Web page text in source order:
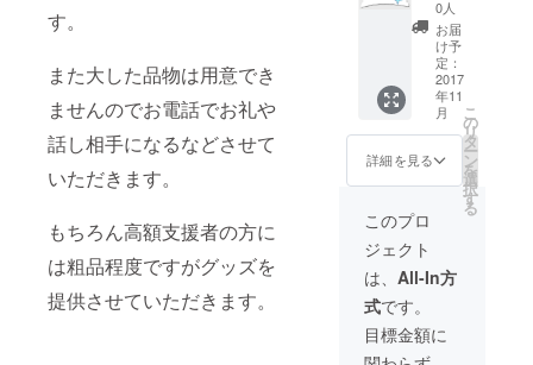
す。
また大した品物は用意でき
ませんのでお電話でお礼や
話し相手になるなどさせて
いただきます。
もちろん高額支援者の方に
は粗品程度ですがグッズを
提供させていただきます。
サイズ
(単位
mm) 本
W360×
H370×
D110 持
ち手
H470×
ポリエ
ステル
100%帆
布 本体
（中綿
地）：
ナイロ
ン100％
綿）：
ポリエ
ステル
100％
▼印刷
出力/印
刷方式/
プリン
B(クッ
ション
カバー
＋本体)
※クッ
ション
カバー
のみで
も可 ▼
仕様 縫
製仕立
（ファ
スナー
付） ▼
素材
クッ
ション
カ
0人
お届
け予
定：
2017
年11
月
詳細を見る
こ
の
リ
タ
ー
ン
を
選
択
す
る
このプロ
ジェクト
は、 All-In方
式です。
目標金額に